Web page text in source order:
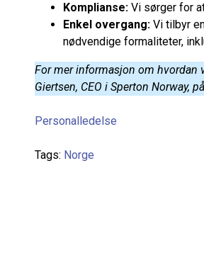
Komplianse: Vi sørger for
Enkel overgang: Vi tilbyr
nødvendige formaliteter,
For mer informasjon om hvordan
Giertsen, CEO i Sperton Norway, på
Personalledelse
Tags: Norge